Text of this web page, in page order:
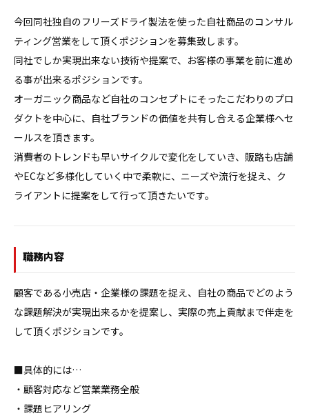
今回同社独自のフリーズドライ製法を使った自社商品のコンサル
ティング営業をして頂くポジションを募集致します。
同社でしか実現出来ない技術や提案で、お客様の事業を前に進め
る事が出来るポジションです。
オーガニック商品など自社のコンセプトにそったこだわりのプロ
ダクトを中心に、自社ブランドの価値を共有し合える企業様へセ
ールスを頂きます。
消費者のトレンドも早いサイクルで変化をしていき、販路も店舗
やECなど多様化していく中で柔軟に、ニーズや流行を捉え、ク
職務内容
顧客である小売店・企業様の課題を捉え、自社の商品でどのよう
な課題解決が実現出来るかを提案し、実際の売上貢献まで伴走を
して頂くポジションです。
■具体的には…
・顧客対応など営業業務全般
・課題ヒアリング